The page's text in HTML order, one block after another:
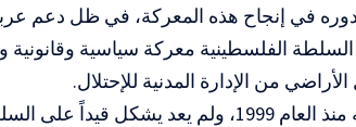
في إنجاح هذه المعركة، في ظل دعم
الفلسطينية معركة سياسية وقانونية
من الإدارة المدنية للإحتلال.
الفلسطينية.